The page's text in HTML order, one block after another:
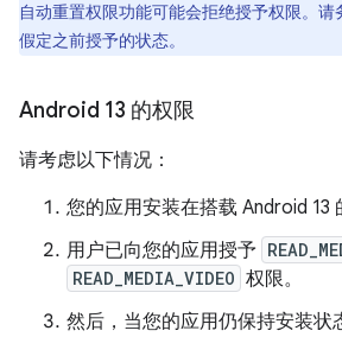
自动重置权限功能可能会拒绝授予权限。
假定之前授予的状态。
Android 13 的权限
请考虑以下情况：
您的应用安装在搭载 Android 13
用户已向您的应用授予
READ_MEDIA_VIDEO 权限。
然后，当您的应用仍保持安装状